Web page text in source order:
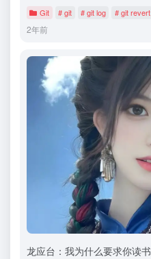
Git # git # git log # git revert
2年前
龙应台：我为什么要求你读书